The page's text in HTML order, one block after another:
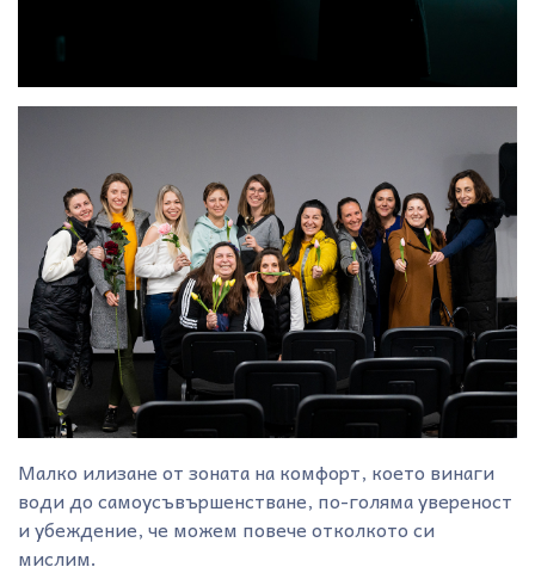
Малко илизане от зоната на комфорт, което винаги
води до самоусъвършенстване, по-голяма увереност
и убеждение, че можем повече отколкото си
мислим.